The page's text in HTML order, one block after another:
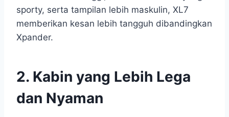
sporty, serta tampilan lebih maskulin, XL7
memberikan kesan lebih tangguh dibandingkan
Xpander.
2. Kabin yang Lebih Lega
dan Nyaman